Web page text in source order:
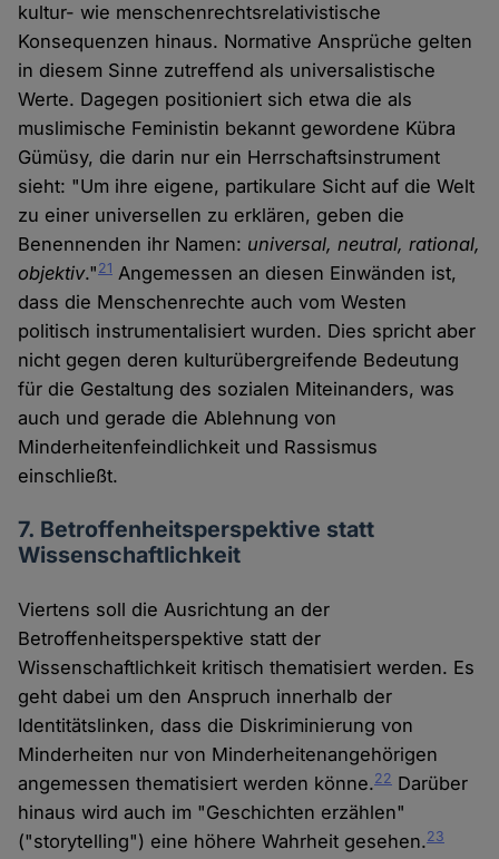
kultur- wie menschenrechtsrelativistische
Konsequenzen hinaus. Normative Ansprüche gelten
in diesem Sinne zutreffend als universalistische
Werte. Dagegen positioniert sich etwa die als
muslimische Feministin bekannt gewordene Kübra
Gümüsy, die darin nur ein Herrschaftsinstrument
sieht: "Um ihre eigene, partikulare Sicht auf die Welt
zu einer universellen zu erklären, geben die
Benennenden ihr Namen: universal, neutral, rational,
objektiv."21 Angemessen an diesen Einwänden ist,
dass die Menschenrechte auch vom Westen
politisch instrumentalisiert wurden. Dies spricht aber
nicht gegen deren kulturübergreifende Bedeutung
für die Gestaltung des sozialen Miteinanders, was
auch und gerade die Ablehnung von
Minderheitenfeindlichkeit und Rassismus
einschließt.
7. Betroffenheitsperspektive statt
Wissenschaftlichkeit
Viertens soll die Ausrichtung an der
Betroffenheitsperspektive statt der
Wissenschaftlichkeit kritisch thematisiert werden. Es
geht dabei um den Anspruch innerhalb der
Identitätslinken, dass die Diskriminierung von
Minderheiten nur von Minderheitenangehörigen
angemessen thematisiert werden könne.22 Darüber
hinaus wird auch im "Geschichten erzählen"
("storytelling") eine höhere Wahrheit gesehen.23